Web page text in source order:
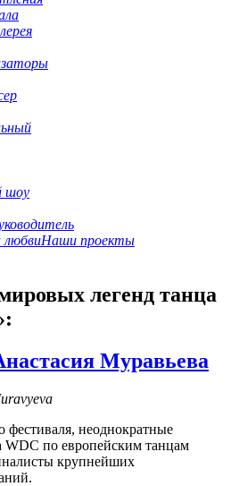
шоу
любвиНаши проекты
легенд танца
Муравьева
фестиваля, неоднократные
по европейским танцам
крупнейших